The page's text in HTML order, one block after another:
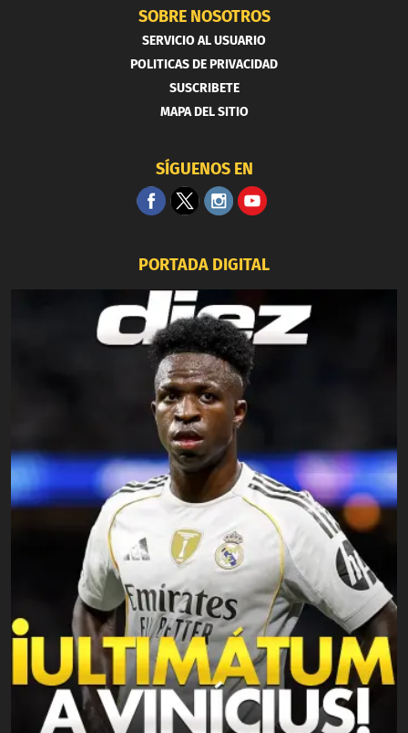
SOBRE NOSOTROS
SERVICIO AL USUARIO
POLITICAS DE PRIVACIDAD
SUSCRIBETE
MAPA DEL SITIO
SÍGUENOS EN
PORTADA DIGITAL